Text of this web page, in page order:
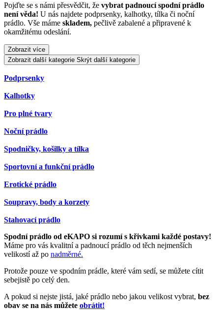
Pojďte se s námi přesvědčit, že vybrat padnoucí spodní prádlo
není věda! U nás najdete podprsenky, kalhotky, tílka či noční
prádlo. Vše máme skladem, pečlivě zabalené a připravené k
okamžitému odeslání.
Zobrazit více
Zobrazit další kategorie Skrýt další kategorie
Podprsenky
Kalhotky
Pro plné tvary
Noční prádlo
Spodničky, košilky a tílka
Sportovní a funkční prádlo
Erotické prádlo
Soupravy, body a korzety
Stahovací prádlo
Spodní prádlo od eKAPO si rozumí s křivkami každé postavy!
Máme pro vás kvalitní a padnoucí prádlo od těch nejmenších
velikostí až po nadměrné.
Protože pouze ve spodním prádle, které vám sedí, se můžete cítit
sebejistě po celý den.
A pokud si nejste jistá, jaké prádlo nebo jakou velikost vybrat, bez
obav se na nás můžete obrátit!